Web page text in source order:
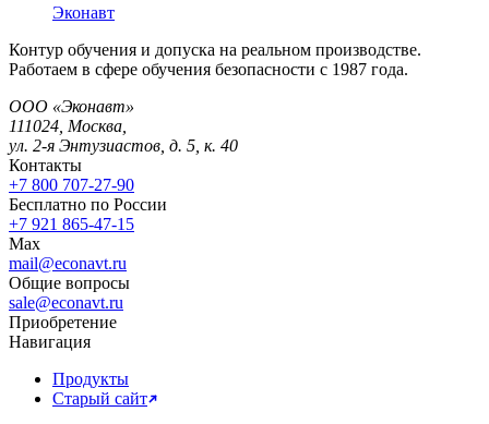
Эконавт
Контур обучения и допуска на реальном производстве.
Работаем в сфере обучения безопасности с 1987 года.
ООО «Эконавт»
111024 Москва
ул. 2-я Энтузиастов, д. 5, к. 40
Контакты
+7 800 707-27-90
Бесплатно по России
+7 921 865-47-15
Max
mail@econavt.ru
Общие вопросы
sale@econavt.ru
Приобретение
Навигация
Продукты
Старый сайт